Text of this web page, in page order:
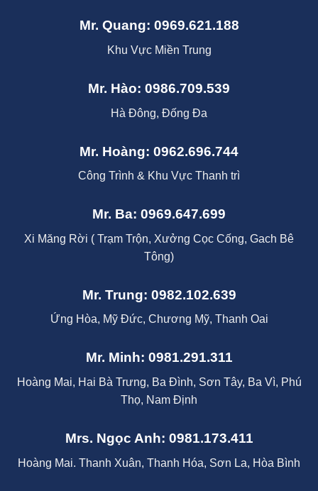
Mr. Quang: 0969.621.188
Khu Vực Miền Trung
Mr. Hào: 0986.709.539
Hà Đông, Đống Đa
Mr. Hoàng: 0962.696.744
Công Trình & Khu Vực Thanh trì
Mr. Ba: 0969.647.699
Xi Măng Rời ( Trạm Trộn, Xưởng Cọc Cống, Gach Bê
Tông)
Mr. Trung: 0982.102.639
Ứng Hòa, Mỹ Đức, Chương Mỹ, Thanh Oai
Mr. Minh: 0981.291.311
Hoàng Mai, Hai Bà Trưng, Ba Đình, Sơn Tây, Ba Vì, Phú
Thọ, Nam Định
Mrs. Ngọc Anh: 0981.173.411
Hoàng Mai. Thanh Xuân, Thanh Hóa, Sơn La, Hòa Bình